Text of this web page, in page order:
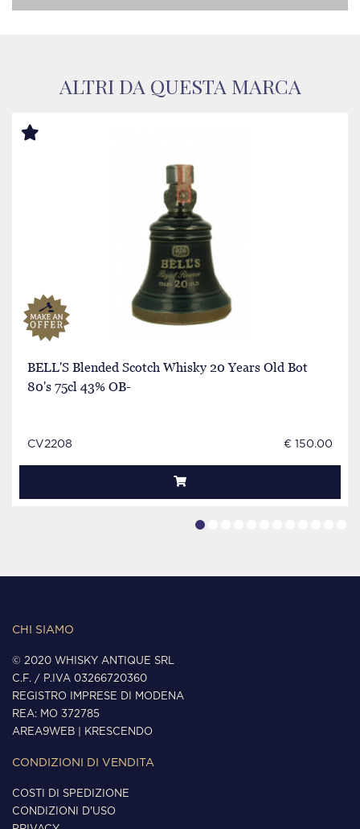
ALTRI DA QUESTA MARCA
BELL'S Blended Scotch Whisky 20 Years Old Bot
80's 75cl 43% OB-
CV2208 € 150.00
CHI SIAMO
© 2020 WHISKY ANTIQUE SRL
C.F. / P.IVA 03266720360
REGISTRO IMPRESE DI MODENA
REA: MO 372785
AREA9WEB
KRESCENDO
CONDIZIONI DI VENDITA
COSTI DI SPEDIZIONE
CONDIZIONI D'USO